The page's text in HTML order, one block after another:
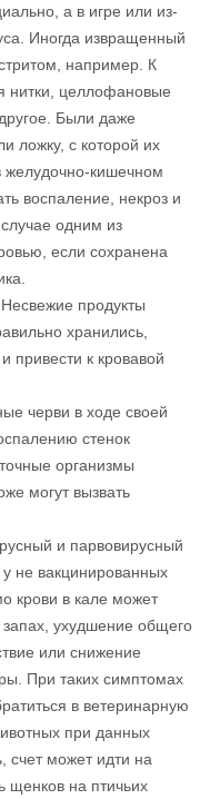
а в игре или из-
Иногда извращенный
например. К
нитки, целлофановые
Были даже
ложку, с которой их
желудочно-кишечном
воспаление, некроз и
одним из
если сохранена
. Несвежие продукты
хранились,
привести к кровавой
черви в ходе своей
стенок
организмы
могут вызвать
и парвовирусный
не вакцинированных
крови в кале может
ухудшение общего
или снижение
При таких симптомах
в ветеринарную
при данных
счет может идти на
щенков на птичьих